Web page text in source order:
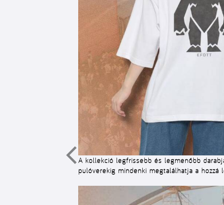
A kollekció legfrissebb és legmenőbb
pulóverekig mindenki megtalálhatja a hozzá